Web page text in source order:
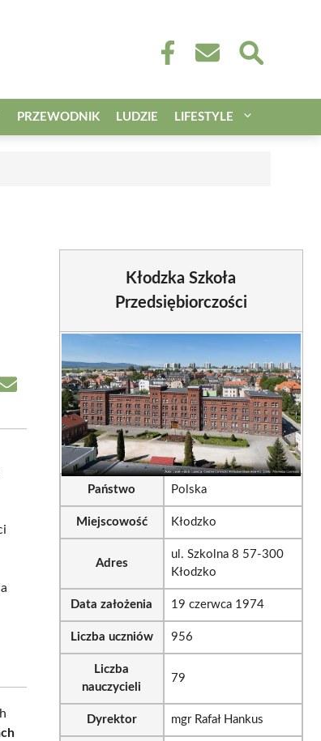
PRZEWODNIK LUDZIE LIFESTYLE
Share
Kłodzka Szkoła
Przedsiębiorczości
Państwo Polska
Miejscowość Kłodzko
Adres
ul. Szkolna 8 57-300
Kłodzko
Data założenia 19 czerwca 1974
Liczba uczniów 956
Liczba
nauczycieli
79
Dyrektor mgr Rafał Hankus